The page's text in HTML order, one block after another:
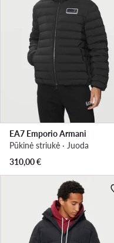
EA7 Emporio Armani
Pūkinė striukė · Juoda
310,00€